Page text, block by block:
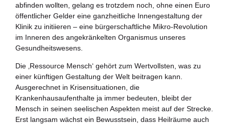
Projekte
Zukunftstagung
Büro für Nachhaltigkeit
Aktuelles
abfinden wollten, gelang es trotzdem noch, ohne einen Euro
öffentlicher Gelder eine ganzheitliche Innengestaltung der
Klinik zu initiieren – eine bürgerschaftliche Mikro-Revolution
im Inneren des angekränkelten Organismus unseres
Gesundheitswesens.
Die ‚Ressource Mensch‘ gehört zum Wertvollsten, was zu
einer künftigen Gestaltung der Welt beitragen kann.
Ausgerechnet in Krisensituationen, die
Krankenhausaufenthalte ja immer bedeuten, bleibt der
Mensch in seinen seelischen Aspekten meist auf der Strecke.
Erst langsam wächst ein Bewusstsein, dass Heilräume auch